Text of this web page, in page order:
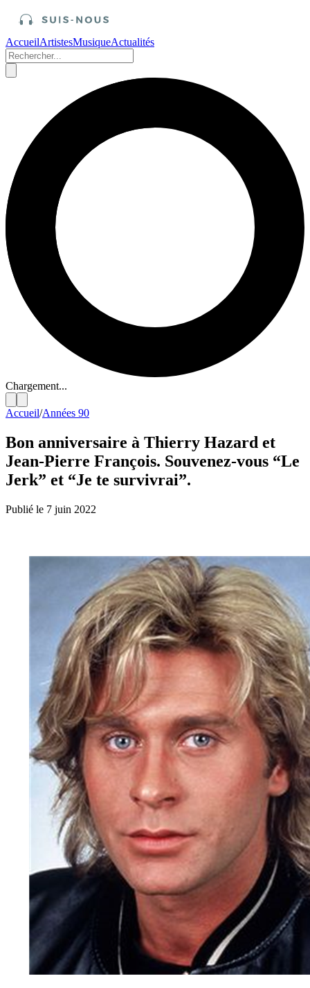
AccueilArtistesMusiqueActualités
Chargement...
Accueil/Années 90
Bon anniversaire à Thierry Hazard et
Jean-Pierre François. Souvenez-vous “Le
Jerk” et “Je te survivrai”.
Publié le 7 juin 2022